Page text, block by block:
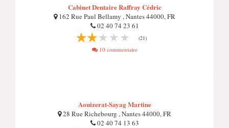
Cabinet Dentaire Raffray Cédric
162 Rue Paul Bellamy , Nantes 44000, FR
02 40 74 23 61
(21)
10 commentaire
Aouizerat-Sayag Martine
28 Rue Richebourg , Nantes 44000, FR
02 40 74 13 63